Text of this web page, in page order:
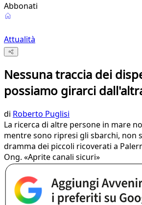
Abbonati
Attualità
Nessuna traccia dei
possiamo girarci
di Roberto Puglisi
La ricerca di altre persone in mare
mentre sono ripresi gli sbarchi, non
dramma dei piccoli ricoverati a
Ong. «Aprite canali sicuri»